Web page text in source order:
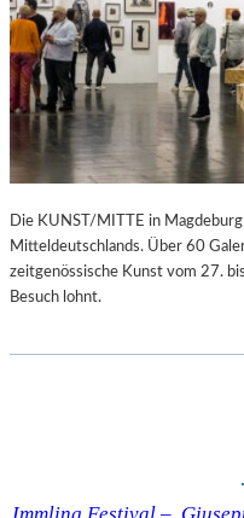
Die KUNST/MITTE in
Mitteldeutschlands. Über 60
zeitgenössische Kunst vom 27.
Besuch lohnt.